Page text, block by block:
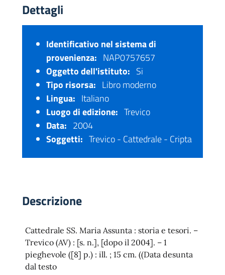
Dettagli
Identificativo nel sistema di
provenienza: NAP0757657
Oggetto dell'istituto: Si
Tipo risorsa: Libro moderno
Lingua: Italiano
Luogo di edizione: Trevico
Data: 2004
Soggetti: Trevico - Cattedrale - Cripta
Descrizione
Cattedrale SS. Maria Assunta : storia e tesori. –
Trevico (AV) : [s. n.], [dopo il 2004]. – 1
pieghevole ([8] p.) : ill. ; 15 cm. ((Data desunta
dal testo